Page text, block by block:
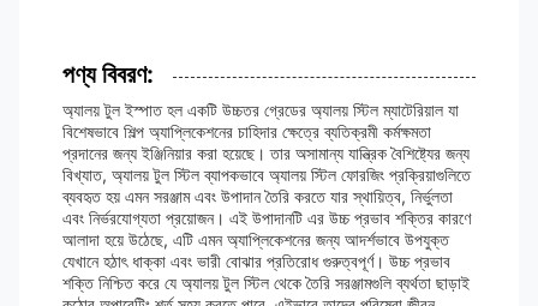
পণ্য বিবরণ:
অ্যালয় টুল ইস্পাত হল একটি উচ্চতর গ্রেডের অ্যালয় স্টিল ম্যাটেরিয়াল যা
বিশেষভাবে শিল্প অ্যাপ্লিকেশনের চাহিদার ক্ষেত্রে ব্যতিক্রমী কর্মক্ষমতা
প্রদানের জন্য ইঞ্জিনিয়ার করা হয়েছে। তার অসামান্য যান্ত্রিক বৈশিষ্ট্যের জন্য
বিখ্যাত, অ্যালয় টুল স্টিল ব্যাপকভাবে অ্যালয় স্টিল ফোরজিং প্রক্রিয়াগুলিতে
ব্যবহৃত হয় এমন সরঞ্জাম এবং উপাদান তৈরি করতে যার স্থায়িত্ব, নির্ভুলতা
এবং নির্ভরযোগ্যতা প্রয়োজন। এই উপাদানটি এর উচ্চ প্রভাব শক্তির কারণে
আলাদা হয়ে উঠেছে, এটি এমন অ্যাপ্লিকেশনের জন্য আদর্শভাবে উপযুক্ত
যেখানে হঠাৎ ধাক্কা এবং ভারী বোঝার প্রতিরোধ গুরুত্বপূর্ণ। উচ্চ প্রভাব
শক্তি নিশ্চিত করে যে অ্যালয় টুল স্টিল থেকে তৈরি সরঞ্জামগুলি ব্যর্থতা ছাড়াই